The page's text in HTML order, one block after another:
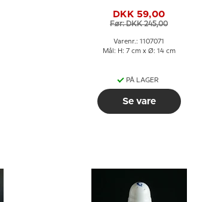
Royal Copenhagen
DKK 59,00
Før: DKK 245,00
Varenr.: 1107071
Mål: H: 7 cm x Ø: 14 cm
PÅ LAGER
Se vare